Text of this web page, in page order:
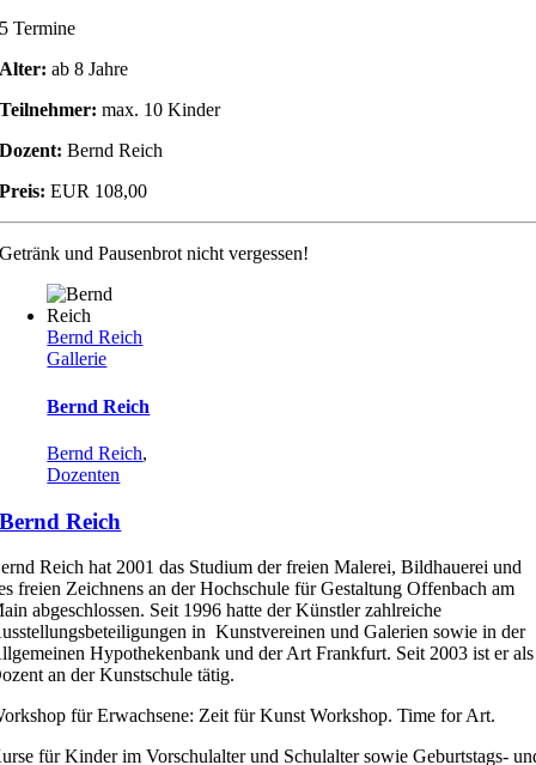
5 Termine
Alter: ab 8 Jahre
Teilnehmer: max. 10 Kinder
Dozent: Bernd Reich
Preis: EUR 108,00
Getränk und Pausenbrot nicht vergessen!
Bernd Reich
Gallerie
Bernd Reich
Bernd Reich,
Dozenten
Bernd Reich
Reich hat 2001 das Studium der freien Malerei, Bildhauerei und
freien Zeichnens an der Hochschule für Gestaltung Offenbach am
abgeschlossen. Seit 1996 hatte der Künstler zahlreiche
in Kunstvereinen und Galerien sowie in der
Hypothekenbank und der Art Frankfurt. Seit 2003 ist er als
an der Kunstschule tätig.
für Erwachsene: Zeit für Kunst Workshop. Time for Art.
für Kinder im Vorschulalter und Schulalter sowie Geburtstags-